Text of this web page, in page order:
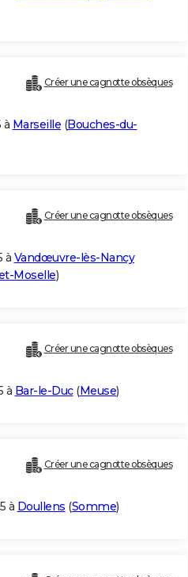
Créer une cagnotte obsèques
à Marseille (Bouches-du-
Créer une cagnotte obsèques
à Vandœuvre-lès-Nancy
Moselle)
Créer une cagnotte obsèques
à Bar-le-Duc(Meuse)
Créer une cagnotte obsèques
à Doullens (Somme)